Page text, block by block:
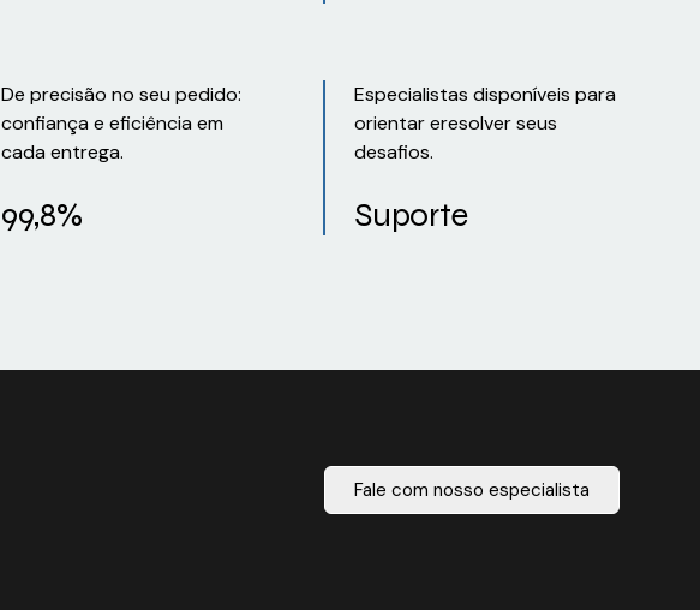
De precisão no seu pedido:
confiança e eficiência em
cada entrega.
99,8%
Especialistas disponíveis para
orientar eresolver seus
desafios.
Suporte
Fale com nosso especialista